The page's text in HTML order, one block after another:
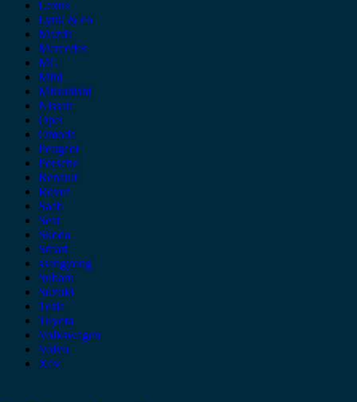
Lexus
Lynk & co
Mazda
Mercedes
MG
Mini
Mitsubishi
Nissan
Opel
Omoda
Peugeot
Porsche
Renault
Rover
Saab
Seat
Skoda
Smart
ssangyong
Subaru
Suzuki
Tesla
Toyota
Volkswagen
Volvo
Xev